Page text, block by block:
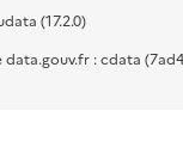
(17.2.0)
: cdata